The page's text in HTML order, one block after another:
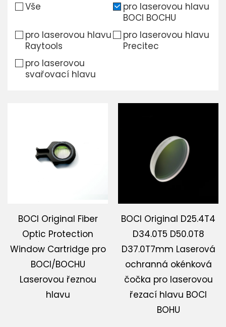
Firma
Vše
pro laserovou hlavu
BOCI BOCHU
pro laserovou hlavu
Raytools
pro laserovou hlavu
Precitec
pro laserovou
svařovací hlavu
BOCI Original Fiber
Optic Protection
Window Cartridge pro
BOCI/BOCHU
Laserovou řeznou
hlavu
BOCI Original D25.4T4
D34.0T5 D50.0T8
D37.0T7mm Laserová
ochranná okénková
čočka pro laserovou
řezací hlavu BOCI
BOHU